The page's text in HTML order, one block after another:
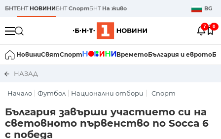
БНТБНТ НОВИНИБНТСпортБНТ На живо BG
7 0
НовиниСвятСпорт ВреметоБългария и еврото
НАЗАД
Начало Футбол Национални отбори Спорт
България завърши участието си на
световното първенство по Socca 6
с победа